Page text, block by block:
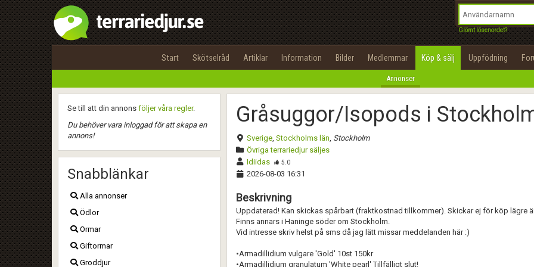
Glömt lösenordet?
Start Skötselråd Artiklar Information Bilder Medlemmar Köp & sälj Uppfödning
Annonser
Se till att din annons följer våra regler.
Du behöver vara inloggad för att skapa en
annons!
Snabblänkar
Alla annonser
Ödlor
Ormar
Giftormar
Groddjur
Gråsuggor/Isopods i
Sverige, Stockholms län, Stockholm
Övriga terrariedjur säljes
Idiidas
5.0
2026-08-03 16:31
Beskrivning
Uppdaterad! Kan skickas spårbart (fraktkostnad tillkommer). Skickar ej för köp lägre
Finns annars i Haninge söder om Stockholm.
Vid intresse skriv helst på sms då jag lätt missar meddelanden här :)
•Armadillidium vulgare 'Gold' 10st 150kr
•Armadillidium granulatum 'White pearl' Tillfälligt slut!
Namn:
Beskrivning:
Alla Positiva Negativa
Spara
Utför
100%
OK
integritetspolicy
Namn:
Epost:
Lösenord:
Terms of Service
Begär nytt lösenord
Tillbaka till förstasidan